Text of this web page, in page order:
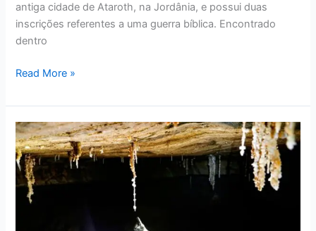
antiga cidade de Ataroth, na Jordânia, e possui duas
inscrições referentes a uma guerra bíblica. Encontrado
dentro
Read More »
Descobertas
Sobre
Sodoma
e
Gomorra